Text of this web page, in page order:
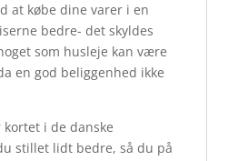
at købe dine varer i en
bedre- det skyldes
som husleje kan være
en god beliggenhed ikke
i de danske
stillet lidt bedre, så du på